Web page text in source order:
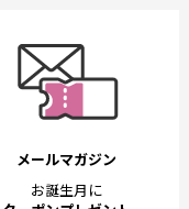
メールマガジン
お誕生月に